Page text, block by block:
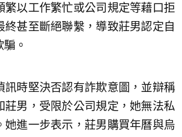
繁以工作繁忙或公司規定等藉口拒
終甚至斷絕聯繫，導致莊男認定自
。
訊時堅決否認有詐欺意圖，並辯稱
莊男，受限於公司規定，她無法私
她進一步表示，莊男購買年曆與烏